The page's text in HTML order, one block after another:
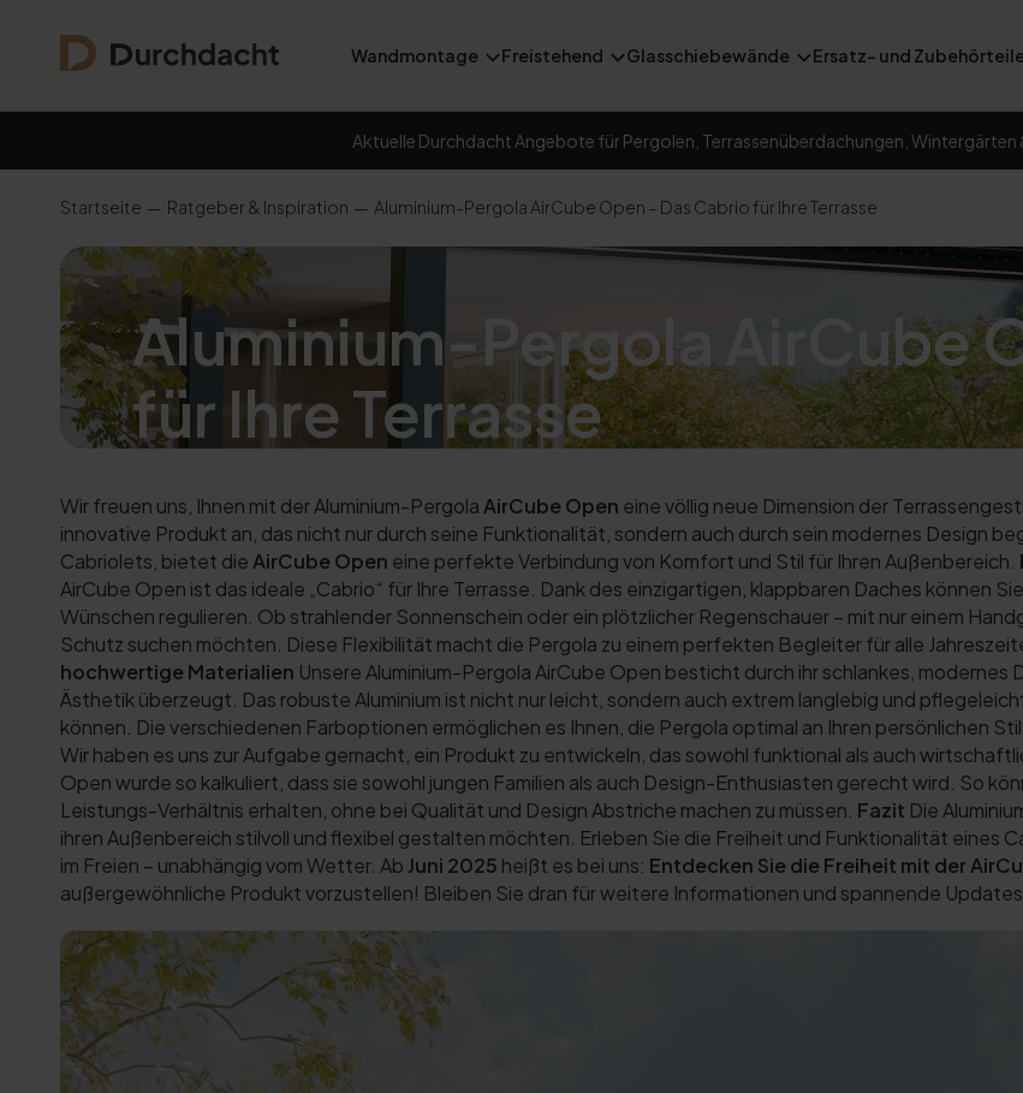
Wandmontage Freistehend Glasschiebewände Ersatz- und
Aktuelle Durchdacht Angebote für Pergolen, Terrassenüberdachungen, Wintergärten
Startseite Ratgeber & Inspiration Aluminium-Pergola AirCube Open – Das Cabrio für Ihre Terrasse
Aluminium-Pergola AirCube
für Ihre Terrasse
Wir freuen uns, Ihnen mit der Aluminium-Pergola AirCube Open eine völlig neue Dimension der
innovative Produkt an, das nicht nur durch seine Funktionalität, sondern auch durch sein modernes Design
Cabriolets, bietet die AirCube Open eine perfekte Verbindung von Komfort und Stil für Ihren Außenbereich.
AirCube Open ist das ideale „Cabrio“ für Ihre Terrasse. Dank des einzigartigen, klappbaren Daches können
Wünschen regulieren. Ob strahlender Sonnenschein oder ein plötzlicher Regenschauer – mit nur einem
Schutz suchen möchten. Diese Flexibilität macht die Pergola zu einem perfekten Begleiter für alle
hochwertige Materialien Unsere Aluminium-Pergola AirCube Open besticht durch ihr schlankes, modernes
Ästhetik überzeugt. Das robuste Aluminium ist nicht nur leicht, sondern auch extrem langlebig und
können. Die verschiedenen Farboptionen ermöglichen es Ihnen, die Pergola optimal an Ihren persönlichen Stil
Wir haben es uns zur Aufgabe gemacht, ein Produkt zu entwickeln, das sowohl funktional als auch
Open wurde so kalkuliert, dass sie sowohl jungen Familien als auch Design-Enthusiasten gerecht wird. So
Leistungs-Verhältnis erhalten, ohne bei Qualität und Design Abstriche machen zu müssen. Fazit Die
ihren Außenbereich stilvoll und flexibel gestalten möchten. Erleben Sie die Freiheit und Funktionalität eines
im Freien – unabhängig vom Wetter. Ab Juni 2025 heißt es bei uns: Entdecken Sie die Freiheit mit der
außergewöhnliche Produkt vorzustellen! Bleiben Sie dran für weitere Informationen und spannende